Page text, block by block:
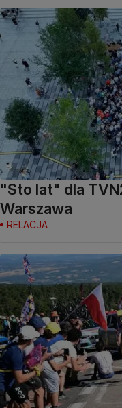
"Sto lat" dla
Warszawa
RELACJA